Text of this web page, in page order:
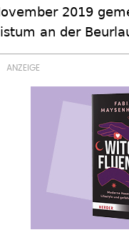
2019
an der